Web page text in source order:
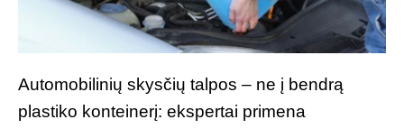
Automobilinių skysčių talpos – ne į bendrą
plastiko konteinerį: ekspertai primena